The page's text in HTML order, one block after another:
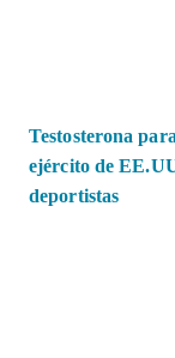
Testosterona
ejército de
deportistas